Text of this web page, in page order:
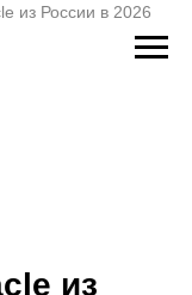
из России в 2026
из